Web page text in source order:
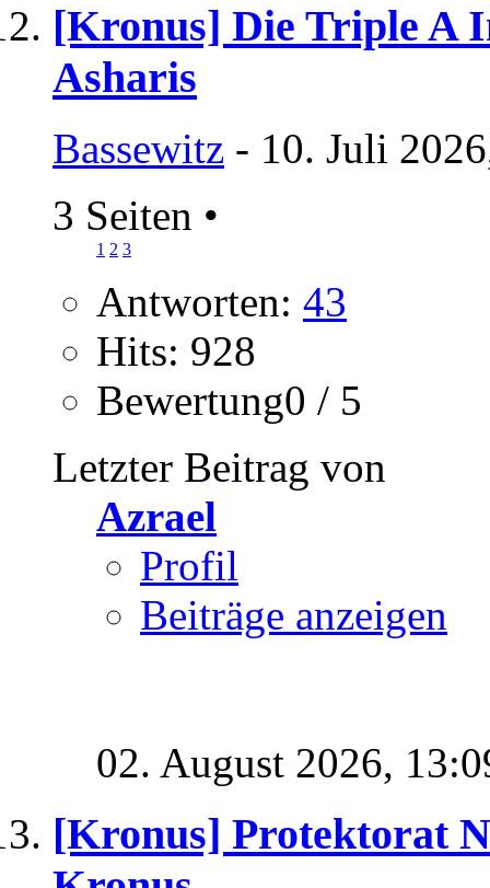
[Kronus] Die Triple A
Asharis
Bassewitz - 10. Juli
3 Seiten •
1 2 3
Antworten: 43
Hits: 928
Bewertung0 / 5
Letzter Beitrag von
Azrael
Profil
Beiträge anzeigen
02. August 2026,
[Kronus] Protektorat